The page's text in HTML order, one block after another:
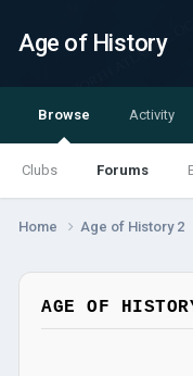
Age of History
Browse
Clubs Forums
Activity
Home Age of History 2
AGE OF